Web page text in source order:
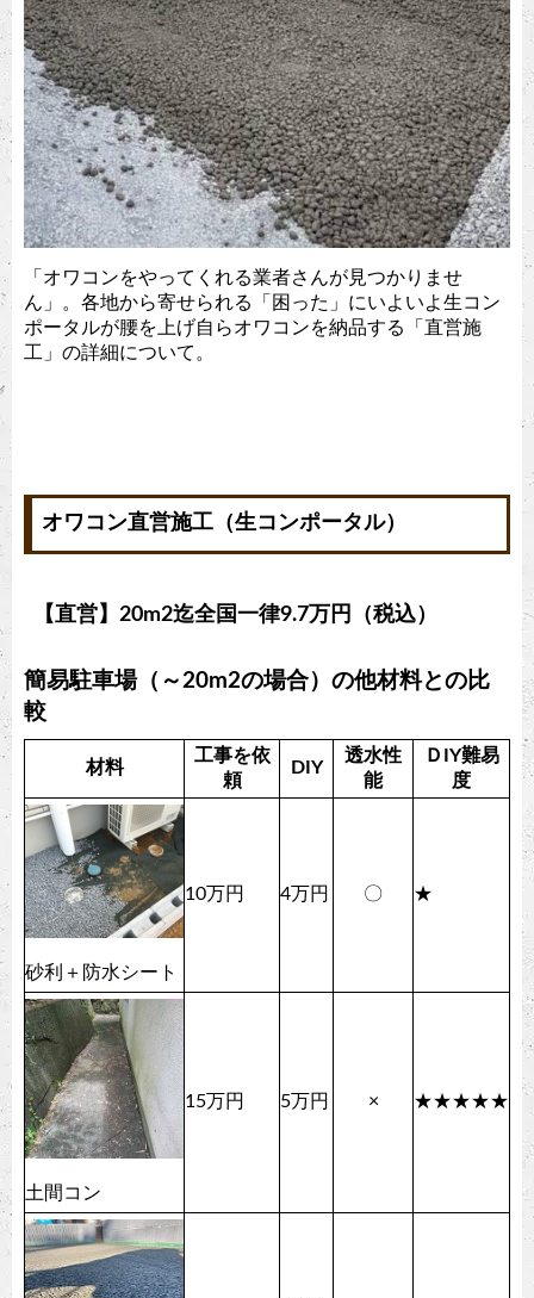
「オワコンをやってくれる業者さんが見つかりませ
ん」。各地から寄せられる「困った」にいよいよ生コン
ポータルが腰を上げ自らオワコンを納品する「直営施
工」の詳細について。
オワコン直営施工（生コンポータル）
【直営】20m2迄全国一律9.7万円（税込）
簡易駐車場（～20m2の場合）の他材料との比
較
材料
工事を依
頼
DIY
透水性
能
ＤIY難易
度
砂利＋防水シート
10万円 4万円 〇 ★
土間コン
15万円 5万円 × ★★★★★